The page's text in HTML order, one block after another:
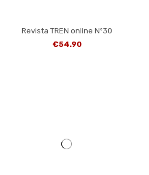
Revista TREN online Nº30
€54.90